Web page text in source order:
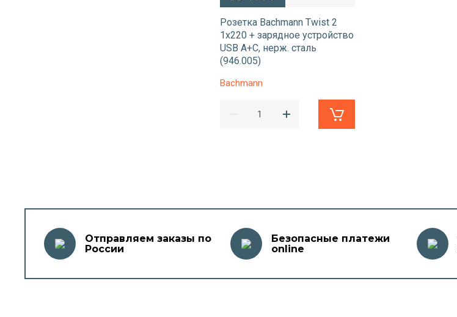
Розетка Bachmann Twist 2
1х220 + зарядное устройство
USB A+C, нерж. сталь
(946.005)
Bachmann
Отправляем заказы по
России
Безопасные платежи
online